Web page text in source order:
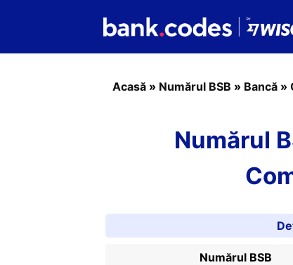
Acasă » Numărul BSB » Bancă »
Numărul
Numărul BSB